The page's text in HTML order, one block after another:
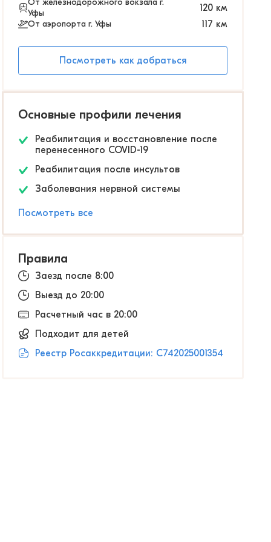
От железнодорожного вокзала г.
Уфы
120 км
От аэропорта г. Уфы 117 км
Посмотреть как добраться
Основные профили лечения
Реабилитация и восстановление после
перенесенного COVID-19
Реабилитация после инсультов
Заболевания нервной системы
Посмотреть все
Правила
Заезд после 8:00
Выезд до 20:00
Расчетный час в 20:00
Подходит для детей
Реестр Росаккредитации: С742025001354